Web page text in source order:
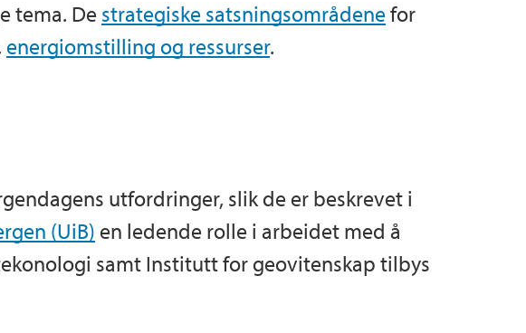
tema. De strategiske satsningsområdenefor
energiomstilling og ressurser.
utfordringer, slik de er beskrevet i
(UiB) en ledende rolle i arbeidet med å
samt Institutt for geovitenskap tilbys